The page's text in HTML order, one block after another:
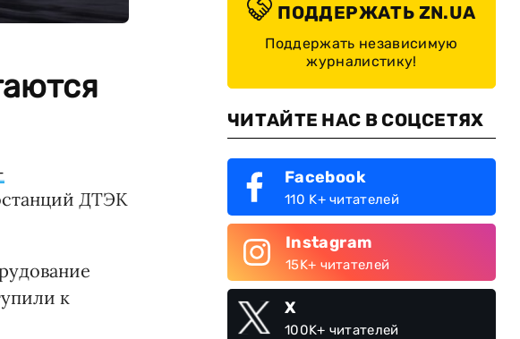
ДТЭК
к
ПОДДЕРЖАТЬ ZN.UA
Поддержать независимую
журналистику!
ЧИТАЙТЕ НАС В СОЦСЕТЯХ
Facebook
110 K+ читателей
Instagram
15K+ читателей
X
100K+ читателей